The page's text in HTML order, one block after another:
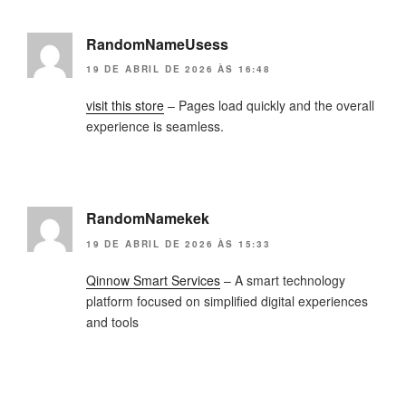
RandomNameUsess
19 DE ABRIL DE 2026 ÀS 16:48
visit this store – Pages load quickly and the overall
experience is seamless.
RandomNamekek
19 DE ABRIL DE 2026 ÀS 15:33
Qinnow Smart Services – A smart technology
platform focused on simplified digital experiences
and tools